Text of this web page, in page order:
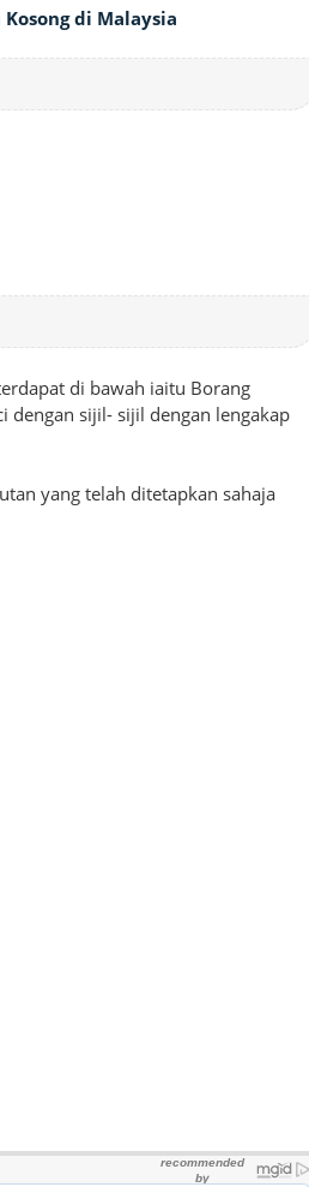
di Malaysia
di bawah iaitu Borang
sijil- sijil dengan lengakap
yang telah ditetapkan sahaja